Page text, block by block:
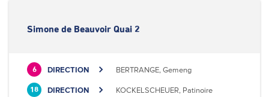
Simone de Beauvoir Quai 2
6 DIRECTION BERTRANGE, Gemeng
18 DIRECTION KOCKELSCHEUER, Patinoire